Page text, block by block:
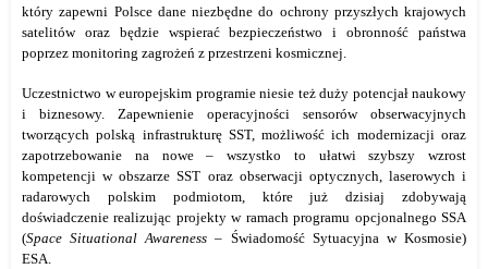
który zapewni Polsce dane niezbędne do ochrony przyszłych krajowych
satelitów oraz będzie wspierać bezpieczeństwo i obronność państwa
poprzez monitoring zagrożeń z przestrzeni kosmicznej.
Uczestnictwo w europejskim programie niesie też duży potencjał naukowy
i biznesowy. Zapewnienie operacyjności sensorów obserwacyjnych
tworzących polską infrastrukturę SST, możliwość ich modernizacji oraz
zapotrzebowanie na nowe – wszystko to ułatwi szybszy wzrost
kompetencji w obszarze SST oraz obserwacji optycznych, laserowych i
radarowych polskim podmiotom, które już dzisiaj zdobywają
doświadczenie realizując projekty w ramach programu opcjonalnego SSA
(Space Situational Awareness – Świadomość Sytuacyjna w Kosmosie)
ESA.